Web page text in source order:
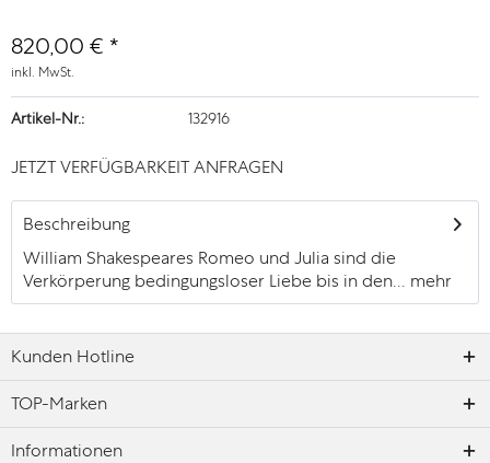
820,00 € *
inkl. MwSt.
Artikel-Nr.: 132916
JETZT VERFÜGBARKEIT ANFRAGEN
Beschreibung
William Shakespeares Romeo und Julia sind die
Verkörperung bedingungsloser Liebe bis in den... mehr
Kunden Hotline
TOP-Marken
Informationen